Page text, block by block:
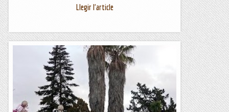
Llegir l'article